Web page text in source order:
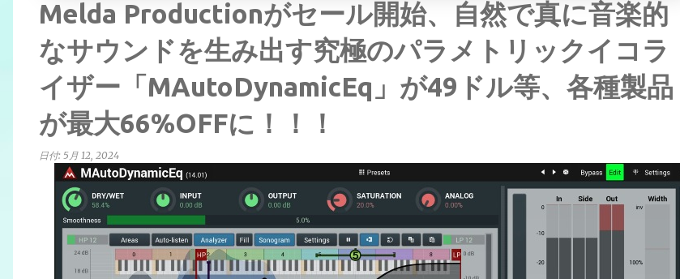
Melda Productionがセール開始、自然で真に音楽的
なサウンドを生み出す究極のパラメトリックイコラ
イザー「MAutoDynamicEq」が49ドル等、各種製品
が最大66%OFFに！！！
日付: 5月 12, 2024